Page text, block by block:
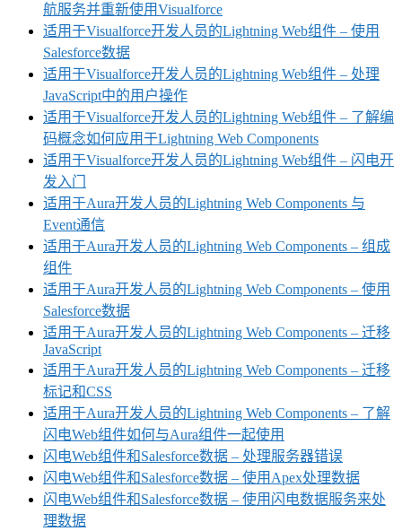
航服务并重新使用Visualforce
适用于Visualforce开发人员的Lightning Web组件 – 使用
Salesforce数据
适用于Visualforce开发人员的Lightning Web组件 – 处理
JavaScript中的用户操作
适用于Visualforce开发人员的Lightning Web组件 – 了解编
码概念如何应用于Lightning Web Components
适用于Visualforce开发人员的Lightning Web组件 – 闪电开
发入门
适用于Aura开发人员的Lightning Web Components 与
Event通信
适用于Aura开发人员的Lightning Web Components – 组成
组件
适用于Aura开发人员的Lightning Web Components – 使用
Salesforce数据
适用于Aura开发人员的Lightning Web Components – 迁移
JavaScript
适用于Aura开发人员的Lightning Web Components – 迁移
标记和CSS
适用于Aura开发人员的Lightning Web Components – 了解
闪电Web组件如何与Aura组件一起使用
闪电Web组件和Salesforce数据 – 处理服务器错误
闪电Web组件和Salesforce数据 – 使用Apex处理数据
闪电Web组件和Salesforce数据 – 使用闪电数据服务来处
理数据